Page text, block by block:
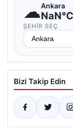
☁Ankara
NaN°C
ŞEHIR SEÇ
Bizi Takip Edin